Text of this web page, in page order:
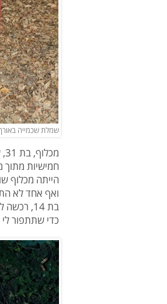
שמלת שכמייה באורך
חמישיות מתוך
הייתה מכלוף
ואף אחד לא
בת 14,
כדי שתתפור